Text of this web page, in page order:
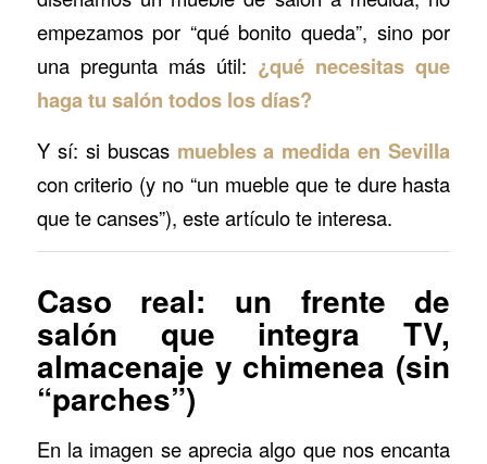
empezamos por “qué bonito queda”, sino por
una pregunta más útil: ¿qué necesitas que
haga tu salón todos los días?
Y sí: si buscas muebles a medida en Sevilla
con criterio (y no “un mueble que te dure hasta
que te canses”), este artículo te interesa.
Caso real: un frente de
salón que integra TV,
almacenaje y chimenea (sin
“parches”)
En la imagen se aprecia algo que nos encanta